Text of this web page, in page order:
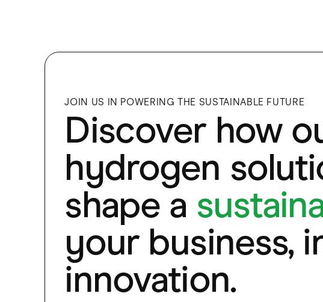
JOIN US IN POWERING THE SUSTAINABLE FUTURE
Discover how
hydrogen
shape a
your business,
innovation.